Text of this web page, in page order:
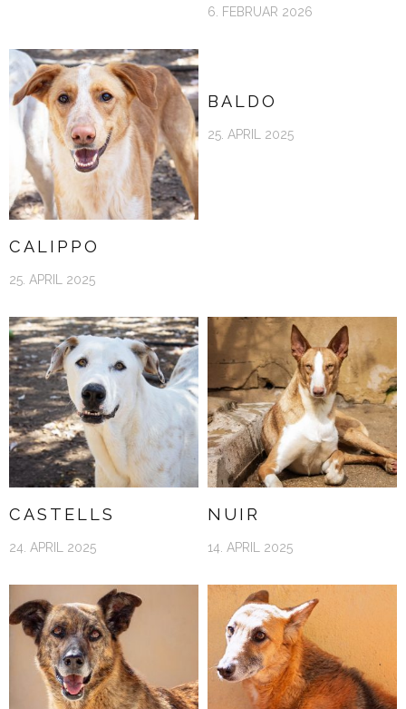
6. FEBRUAR 2026
CALIPPO
25. APRIL 2025
BALDO
25. APRIL 2025
CASTELLS
24. APRIL 2025
NUIR
14. APRIL 2025